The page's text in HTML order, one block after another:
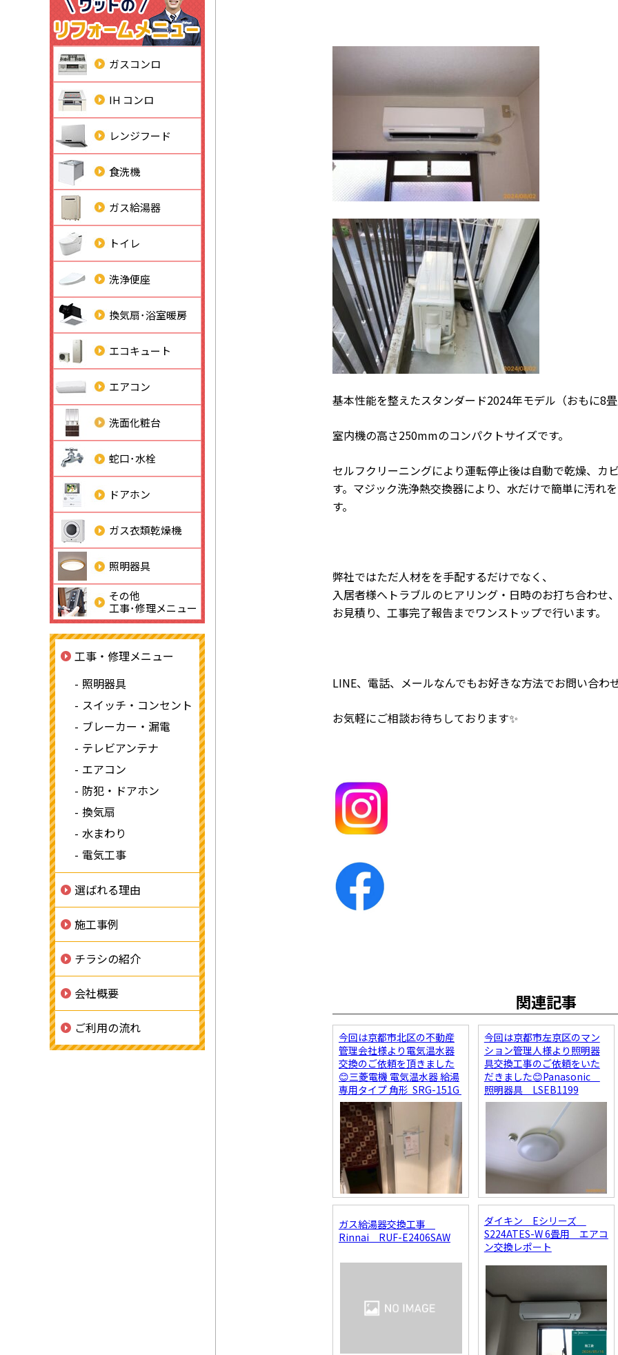
基本性能を整えたスタンダード2024年モデル（おもに8
室内機の高さ250mmのコンパクトサイズです。
セルフクリーニングにより運転停止後は自動で乾燥、カ
す。マジック洗浄熱交換器により、水だけで簡単に汚れ
す。
弊社ではただ人材をを手配するだけでなく、
入居者様へトラブルのヒアリング・日時のお打ち合わせ
お見積り、工事完了報告までワンストップで行います。
LINE、電話、メールなんでもお好きな方法でお問い合わ
お気軽にご相談お待ちしております✨
関連記事
今回は京都市北区の不動産
管理会社様より電気温水器
交換のご依頼を頂きました
😊三菱電機 電気温水器 給湯
専用タイプ 角形 SRG-151G
今回は京都市左京区のマン
ション管理人様より照明器
具交換工事のご依頼をいた
だきました😊Panasonic
照明器具 LSEB1199
ガス給湯器交換工事
Rinnai RUF-E2406SAW
ダイキン Eシリーズ
S224ATES-W 6畳用 エアコ
ン交換レポート
ガスコンロ
IH コンロ
レンジフード
食洗機
ガス給湯器
トイレ
洗浄便座
換気扇･浴室暖房
エコキュート
エアコン
洗面化粧台
蛇口･水栓
ドアホン
ガス衣類乾燥機
照明器具
その他
工事･修理メニュー
工事・修理メニュー
照明器具
スイッチ・コンセント
ブレーカー・漏電
テレビアンテナ
エアコン
防犯・ドアホン
換気扇
水まわり
電気工事
選ばれる理由
施工事例
チラシの紹介
会社概要
ご利用の流れ